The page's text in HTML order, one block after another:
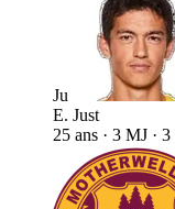
Ju
E. Just
25 ans · 3 MJ ·